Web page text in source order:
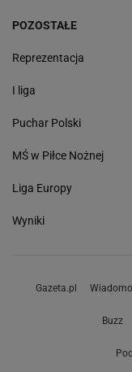
POZOSTAŁE
Reprezentacja
I liga
Puchar Polski
MŚ w Piłce Nożnej
Liga Europy
Wyniki
Gazeta.pl
Buzz